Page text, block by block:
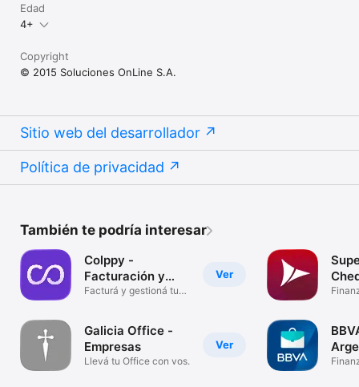
Edad
4+
Copyright
© 2015 Soluciones OnLine S.A.
Sitio web del desarrollador
Política de privacidad
También te podría interesar
Ver
Colppy -
Facturación y
Gestión
Facturá y gestioná tu
Ver
Galicia Office -
Empresas
Llevá tu Office con vos.